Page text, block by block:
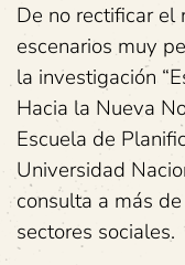
De no rectificar el
escenarios muy
la investigación
Hacia la Nueva
Escuela de
Universidad
consulta a más
sectores sociales.